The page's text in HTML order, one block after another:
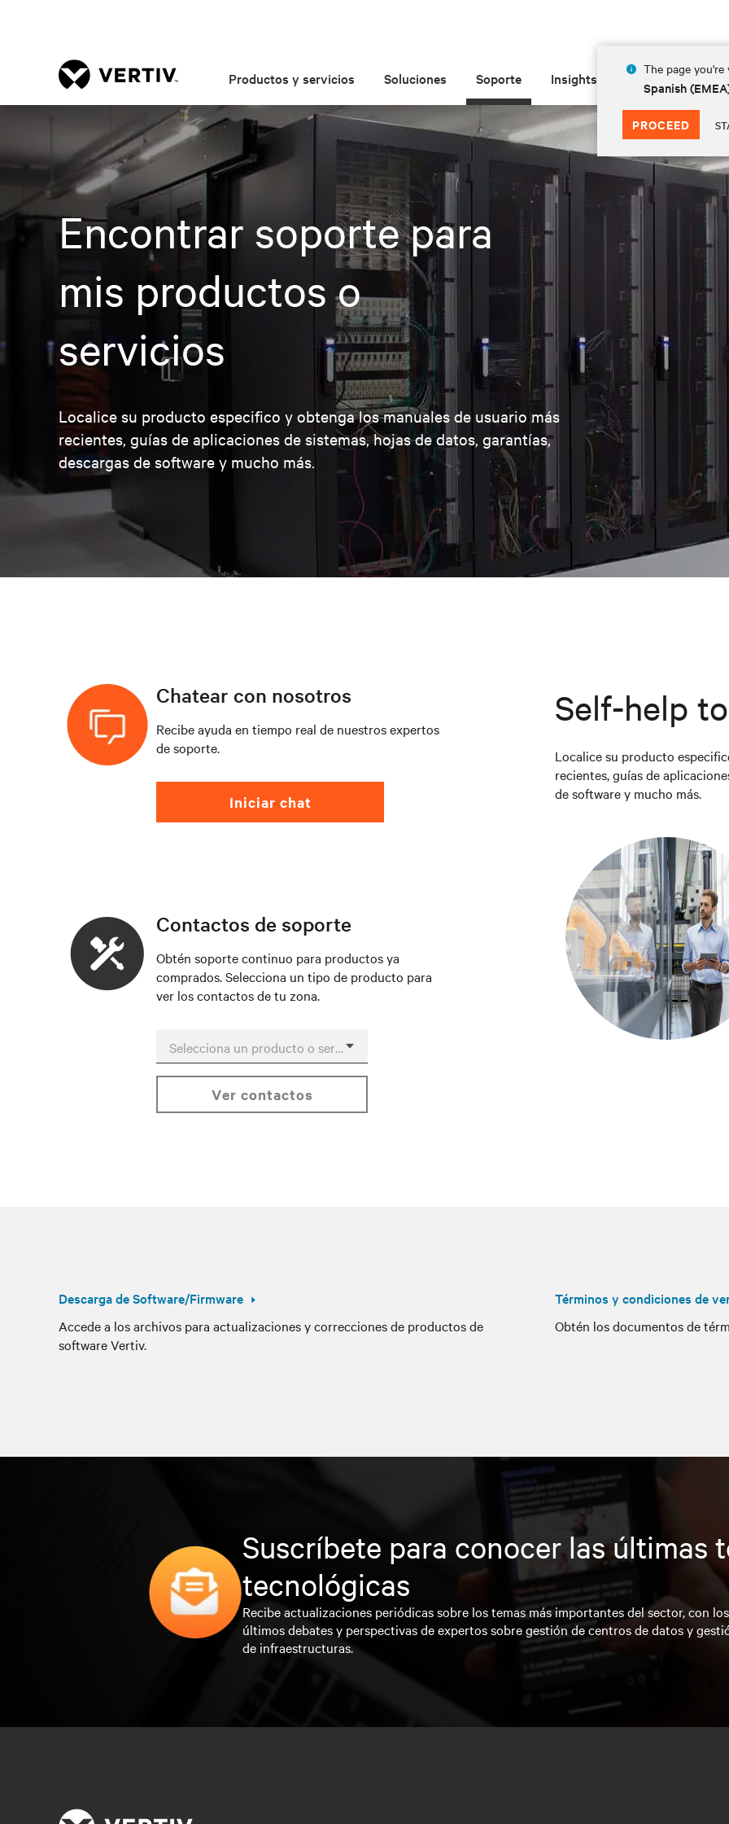
The page
Spanish
PROCEED
Productos y servicios Soluciones Soporte Insights Acerca de las
Encontrar soporte para
mis productos o
servicios
Localice su producto especifico y obtenga los manuales de usuario más
recientes, guías de aplicaciones de sistemas, hojas de datos, garantías,
descargas de software y mucho más.
Chatear con nosotros
Recibe ayuda en tiempo real de nuestros expertos
de soporte.
Iniciar chat
Contactos de soporte
Obtén soporte continuo para productos ya
comprados. Selecciona un tipo de producto para
ver los contactos de tu zona.
Selecciona un producto o servicio
ver contactos
Self-help
Localice su producto
recientes, guías de
de software y mucho más.
Descarga de Software/Firmware
Accede a los archivos para actualizaciones y correcciones de productos de
software Vertiv.
Términos y condiciones de
Obtén los documentos de
Suscríbete para conocer las últimas
tecnológicas
Recibe actualizaciones periódicas sobre los temas más importantes del sector, con los
últimos debates y perspectivas de expertos sobre gestión de centros de datos y
de infraestructuras.